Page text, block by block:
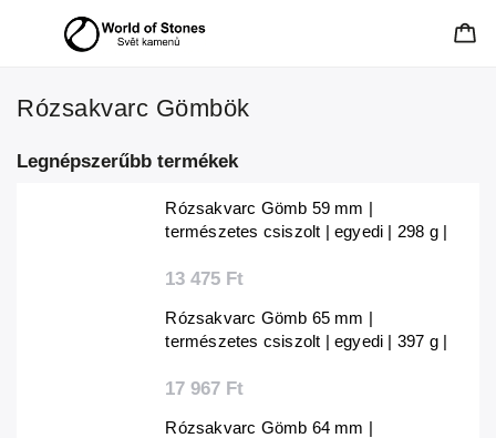
Rózsakvarc Gömbök
Legnépszerűbb termékek
Rózsakvarc Gömb 59 mm |
természetes csiszolt | egyedi | 298 g |
13 475 Ft
Rózsakvarc Gömb 65 mm |
természetes csiszolt | egyedi | 397 g |
17 967 Ft
Rózsakvarc Gömb 64 mm |